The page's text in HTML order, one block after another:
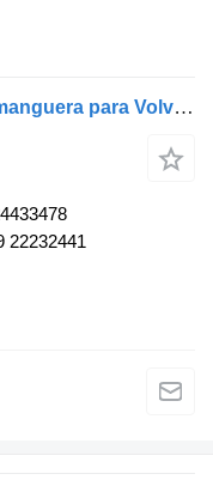
VOLVO, FRENOS KNORR KV-06 manguera para Volvo B5LH, B0E (2008-) autobús
22232441